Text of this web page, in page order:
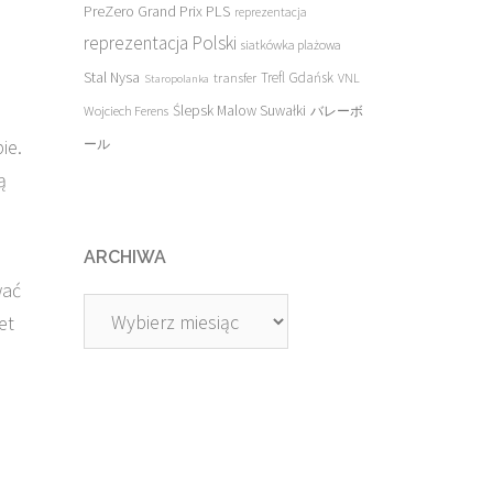
PreZero Grand Prix PLS reprezentacja
reprezentacja Polski siatkówka plażowa
Stal Nysa Staropolanka transfer Trefl Gdańsk VNL
Wojciech Ferens Ślepsk Malow Suwałki バレーボ
ール
ARCHIWA
Archiwa